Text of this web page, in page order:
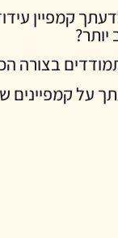
לדעתך קמפיין